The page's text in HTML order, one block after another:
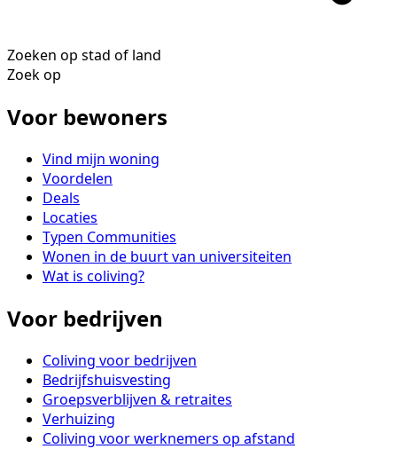
Zoeken op stad of land
Zoek op
Voor bewoners
Vind mijn woning
Voordelen
Deals
Locaties
Typen Communities
Wonen in de buurt van universiteiten
Wat is coliving?
Voor bedrijven
Coliving voor bedrijven
Bedrijfshuisvesting
Groepsverblijven & retraites
Verhuizing
Coliving voor werknemers op afstand